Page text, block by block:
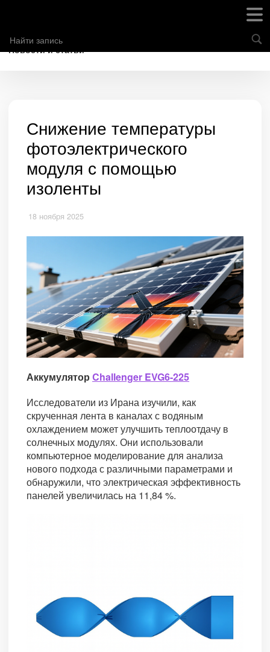
Новости и статьи
Снижение температуры
фотоэлектрического
модуля с помощью
изоленты
18 ноября 2025
Аккумулятор Challenger EVG6-225
Исследователи из Ирана изучили, как
скрученная лента в каналах с водяным
охлаждением может улучшить теплоотдачу в
солнечных модулях. Они использовали
компьютерное моделирование для анализа
нового подхода с различными параметрами и
обнаружили, что электрическая эффективность
панелей увеличилась на 11,84 %.